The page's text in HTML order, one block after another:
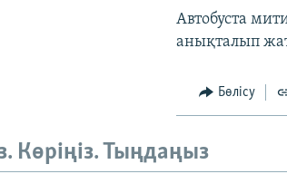
Автобуста
анықталып
Бөлісу
Көріңіз. Тыңдаңыз